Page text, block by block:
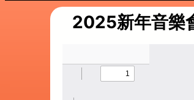
2025新年音樂